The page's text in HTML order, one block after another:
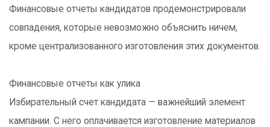
Финансовые отчеты кандидатов продемонстрировали
совпадения, которые невозможно объяснить ничем,
кроме централизованного изготовления этих документов.
Финансовые отчеты как улика
Избирательный счет кандидата — важнейший элемент
кампании. С него оплачивается изготовление материалов